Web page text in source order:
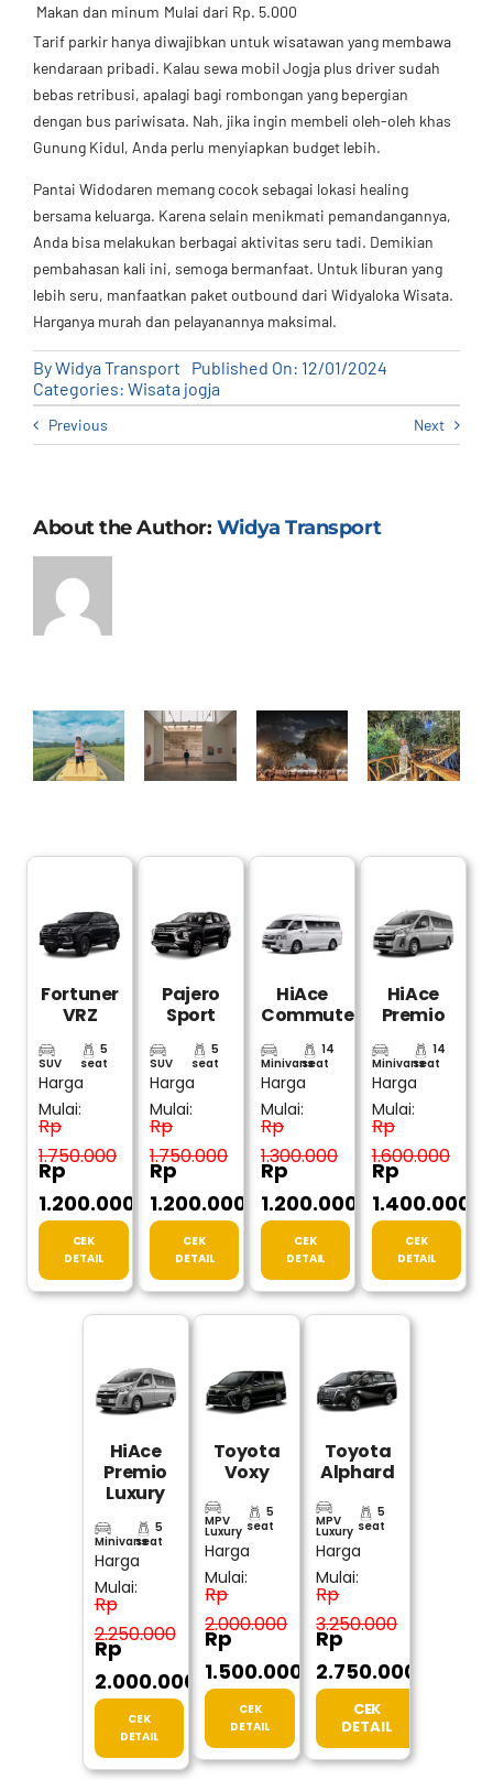
Makan dan minum Mulai dari Rp. 5.000
Tarif parkir hanya diwajibkan untuk wisatawan yang membawa
kendaraan pribadi. Kalau sewa mobil Jogja plus driver sudah
bebas retribusi, apalagi bagi rombongan yang bepergian
dengan bus pariwisata. Nah, jika ingin membeli oleh-oleh khas
Gunung Kidul, Anda perlu menyiapkan budget lebih.
Pantai Widodaren memang cocok sebagai lokasi healing
bersama keluarga. Karena selain menikmati pemandangannya,
Anda bisa melakukan berbagai aktivitas seru tadi. Demikian
pembahasan kali ini, semoga bermanfaat. Untuk liburan yang
lebih seru, manfaatkan paket outbound dari Widyaloka Wisata.
Harganya murah dan pelayanannya maksimal.
ByWidya Transport
Published On: 12/01/2024
Categories: Wisata jogja
Previous Next
About the Author: Widya Transport
HTM
Tarik,
Buka,
HTM
Masangin
Buka,
HTM
Seribu
Buka,
HTM
Fortuner
VRZ
SUV
5
seat
Harga
Mulai:
Rp
1.750.000
Rp
1.200.000
CEK
DETAIL
Pajero
Sport
SUV
5
seat
Harga
Mulai:
Rp
1.750.000
Rp
1.200.000
CEK
DETAIL
HiAce
Commuter
Minivans
14
seat
Harga
Mulai:
Rp
1.300.000
Rp
1.200.000
CEK
DETAIL
HiAce
Premio
Minivans
14
seat
Harga
Mulai:
Rp
1.600.000
Rp
1.400.000
CEK
DETAIL
HiAce
Premio
Luxury
Minivans
5
seat
Harga
Mulai:
Rp
2.250.000
Rp
2.000.000
CEK
DETAIL
Toyota
Voxy
MPV
Luxury
5
seat
Harga
Mulai:
Rp
2.000.000
Rp
1.500.000
CEK
DETAIL
Toyota
Alphard
MPV
Luxury
5
seat
Harga
Mulai:
Rp
3.250.000
Rp
2.750.000
CEK
DETAIL